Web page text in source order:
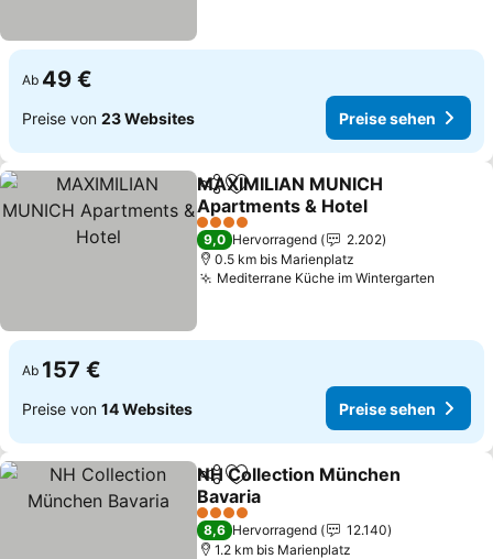
Ab 49 €
Preise von 23 Websites Preise sehen
TeilenZu Favoriten hinzufügen
MAXIMILIAN MUNICH
Apartments & Hotel
4 Sterne
9,0 Hervorragend
2.202
0.5 km bis Marienplatz
Mediterrane Küche im Wintergarten
Ab 157 €
Preise von 14 Websites Preise sehen
TeilenZu Favoriten hinzufügen
NH Collection München
Bavaria
4 Sterne
8,6 Hervorragend
12.140
1.2 km bis Marienplatz